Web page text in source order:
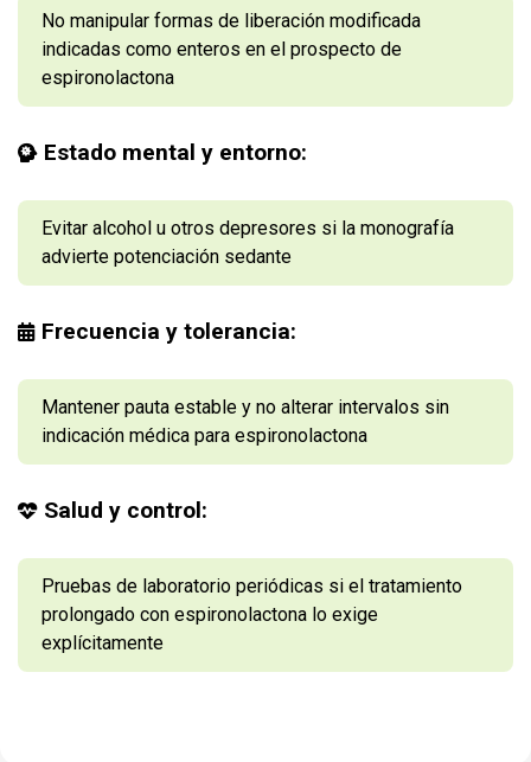
No manipular formas de liberación modificada
indicadas como enteros en el prospecto de
espironolactona
Estado mental y entorno:
Evitar alcohol u otros depresores si la monografía
advierte potenciación sedante
Frecuencia y tolerancia:
Mantener pauta estable y no alterar intervalos sin
indicación médica para espironolactona
Salud y control:
Pruebas de laboratorio periódicas si el tratamiento
prolongado con espironolactona lo exige
explícitamente